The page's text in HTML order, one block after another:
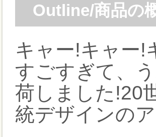
Outline/商品の
キャー!キャー!
すごすぎて、
荷しました!20
統デザインの